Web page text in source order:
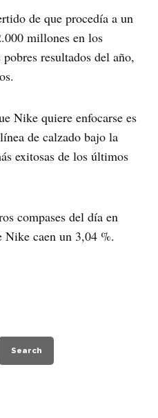
de que procedía a un
millones en los
resultados del año,
Nike quiere enfocarse es
de calzado bajo la
exitosas de los últimos
compases del día en
Nike caen un 3,04 %.
Search